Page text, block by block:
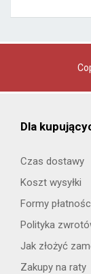
Dla
Czas dostawy
Koszt wysyłki
Formy
Polityka
Jak złożyć
Zakupy na raty